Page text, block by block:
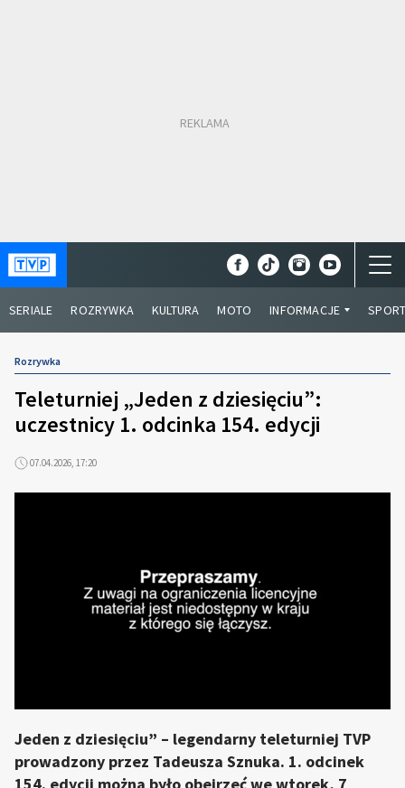
SERIALE ROZRYWKA KULTURA MOTO INFORMACJE
Rozrywka
Teleturniej „Jeden z dziesięciu”:
uczestnicy 1. odcinka 154. edycji
07.04.2026, 17:20
Jeden z dziesięciu” – legendarny teleturniej TVP
prowadzony przez Tadeusza Sznuka. 1. odcinek